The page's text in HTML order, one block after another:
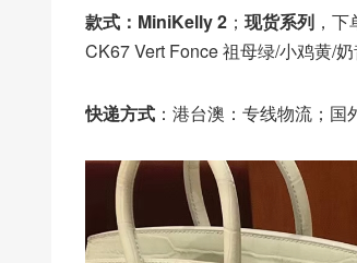
款式：MiniKelly 2 ； 现货系列 ，
CK67 Vert Fonce 祖母绿/小鸡黄/奶
快递方式 ：港台澳：专线物流；国